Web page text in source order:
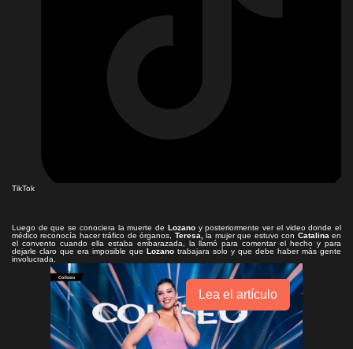
TikTok
Luego de que se conociera la muerte de Lozano y posteriormente ver el video donde el
médico reconocía hacer tráfico de órganos, Teresa,la mujer que estuvo con Catalinaen
el convento cuando ella estaba embarazada, la llamó para comentar el hecho y para
dejarle claro que era imposible que Lozano trabajara solo y que debe haber más gente
involucrada.
Lea el artículo